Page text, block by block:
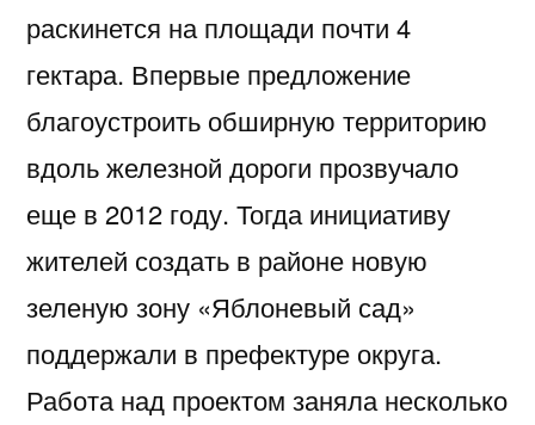
раскинется на площади почти 4
гектара. Впервые предложение
благоустроить обширную территорию
вдоль железной дороги прозвучало
еще в 2012 году. Тогда инициативу
жителей создать в районе новую
зеленую зону «Яблоневый сад»
поддержали в префектуре округа.
Работа над проектом заняла несколько